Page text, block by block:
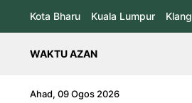
Kota Bharu Kuala Lumpur Klang
WAKTU AZAN
Ahad, 09 Ogos 2026